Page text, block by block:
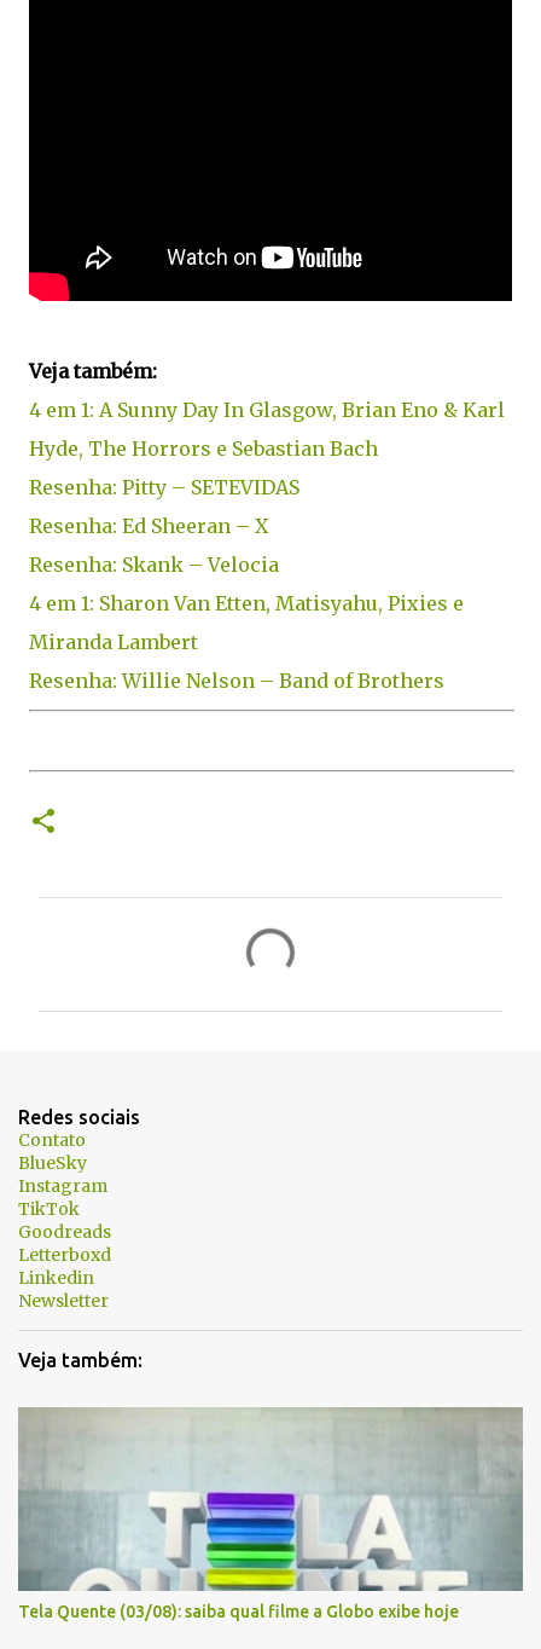
Veja também:
4 em 1: A Sunny Day In Glasgow, Brian Eno & Karl
Hyde, The Horrors e Sebastian Bach
Resenha: Pitty – SETEVIDAS
Resenha: Ed Sheeran – X
Resenha: Skank – Velocia
4 em 1: Sharon Van Etten, Matisyahu, Pixies e
Miranda Lambert
Resenha: Willie Nelson – Band of Brothers
á
r
i
o
s
Redes sociais
Contato
BlueSky
Instagram
TikTok
Goodreads
Letterboxd
Linkedin
Newsletter
Veja também:
Tela Quente (03/08): saiba qual filme a Globo exibe hoje